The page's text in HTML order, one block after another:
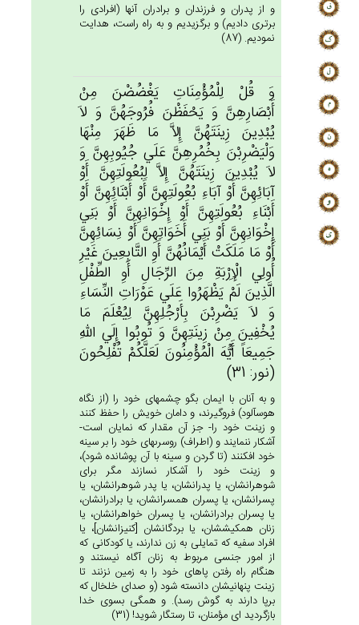
و از پدران و فرزندان و برادران آنها (افرادى را
برترى داديم) و برگزيديم و به راه راست، هدايت
نموديم. (87)
وَ قُلْ‌ لِلْمُؤْمِنَات‌ِ يَغْضُضْن‌َ مِن‌ْ
أَبْصَارِهِن‌َّ وَ يَحْفَظْن‌َ فُرُوجَهُن‌َّ وَ لاَ
يُبْدِين‌َ زِينَتَهُن‌َّ إِلاَّ مَا ظَهَرَ مِنْهَا
وَلْيَضْرِبْن‌َ بِخُمُرِهِن‌َّ عَلَي‌ جُيُوبِهِن‌َّ وَ
لاَ يُبْدِين‌َ زِينَتَهُن‌َّ إِلاَّ لِبُعُولَتِهِن‌َّ أَوْ
آبَائِهِن‌َّ أَوْ آبَاءِ بُعُولَتِهِن‌َّ أَوْ أَبْنَائِهِن‌َّ أَوْ
أَبْنَاءِ بُعُولَتِهِن‌َّ أَوْ إِخْوَانِهِن‌َّ أَوْ بَنِي‌
إِخْوَانِهِن‌َّ أَوْ بَنِي‌ أَخَوَاتِهِن‌َّ أَوْ نِسَائِهِن‌َّ
أَوْ مَا مَلَكَت‌ْ أَيْمَانُهُن‌َّ أَوِ التَّابِعِين‌َ غَيْرِ
أُولِي‌ الْإِرْبَة‌ِ مِن‌َ الرِّجَال‌ِ أَوِ الطِّفْل‌ِ
الَّذِين‌َ لَم‌ْ يَظْهَرُوا عَلَي‌ عَوْرَات‌ِ النِّسَاءِ
وَ لاَ يَضْرِبْن‌َ بِأَرْجُلِهِن‌َّ لِيُعْلَم‌َ مَا
يُخْفِين‌َ مِنْ‌ زِينَتِهِن‌َّ وَ تُوبُوا إِلَي‌ الله‌ِ
جَمِيعَاً أَيُّهَ الْمُؤْمِنُون‌َ لَعَلَّكُم‌ْ تُفْلِحُون‌َ
(نور: 31)
و به آنان با ايمان بگو چشمهاى خود را (از نگاه
هوس‏آلود) فروگيرند، و دامان خويش را حفظ كنند
و زينت خود را- جز آن مقدار كه نمايان است-
آشكار ننمايند و (اطراف) روسرى‏هاى خود را بر سينه
خود افكنند (تا گردن و سينه با آن پوشانده شود)،
و زينت خود را آشكار نسازند مگر براى
شوهرانشان، يا پدرانشان، يا پدر شوهرانشان، يا
پسرانشان، يا پسران همسرانشان، يا برادرانشان،
يا پسران برادرانشان، يا پسران خواهرانشان، يا
زنان هم‏كيششان، يا بردگانشان [كنيزانشان‏]، يا
افراد سفيه كه تمايلى به زن ندارند، يا كودكانى كه
از امور جنسى مربوط به زنان آگاه نيستند و
هنگام راه رفتن پاهاى خود را به زمين نزنند تا
زينت پنهانيشان دانسته شود (و صداى خلخال كه
برپا دارند به گوش رسد). و همگى بسوى خدا
بازگرديد اى مؤمنان، تا رستگار شويد! (31)